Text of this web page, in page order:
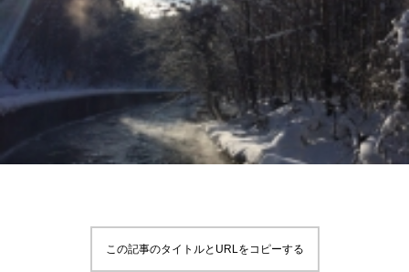
この記事のタイトルとURLをコピーする